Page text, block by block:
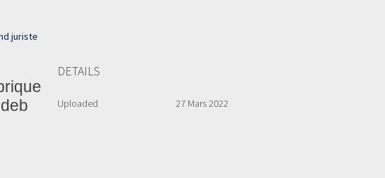
juriste
DETAILS
Uploaded 27 Mars 2022